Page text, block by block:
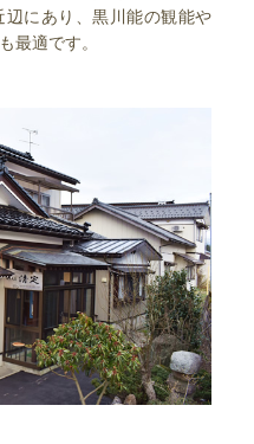
にあり、黒川能の観能や
最適です。